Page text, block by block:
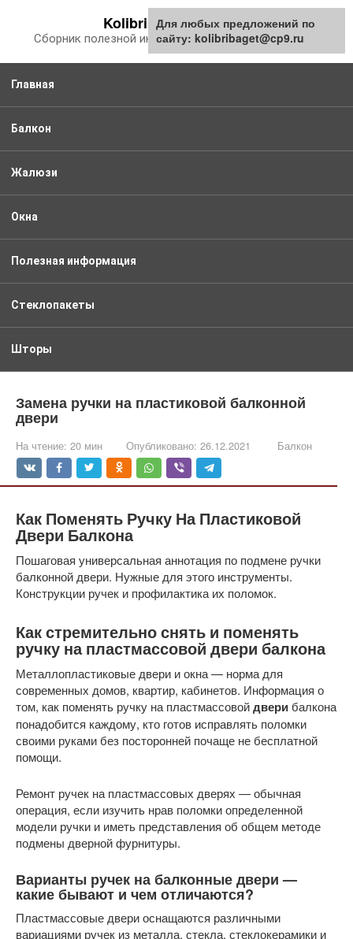
контенту
Kolibribaget.ru
Сборник полезной информации про балкон
Главная
Балкон
Жалюзи
Окна
Полезная информация
Стеклопакеты
Шторы
Замена ручки на пластиковой балконной
двери
На чтение: 20 мин Опубликовано: 26.12.2021 Балкон
Как Поменять Ручку На Пластиковой
Двери Балкона
Пошаговая универсальная аннотация по подмене ручки
балконной двери. Нужные для этого инструменты.
Конструкции ручек и профилактика их поломок.
Как стремительно снять и поменять
ручку на пластмассовой двери балкона
Металлопластиковые двери и окна — норма для
современных домов, квартир, кабинетов. Информация о
том, как поменять ручку на пластмассовойдвери балкона
понадобится каждому, кто готов исправлять поломки
своими руками без посторонней почаще не бесплатной
помощи.
Ремонт ручек на пластмассовых дверях — обычная
операция, если изучить нрав поломки определенной
модели ручки и иметь представления об общем методе
подмены дверной фурнитуры.
Варианты ручек на балконные двери —
какие бывают и чем отличаются?
Пластмассовые двери оснащаются различными
вариациями ручек из металла, стекла, стеклокерамики и
Для любых предложений по
сайту: kolibribaget@cp9.ru